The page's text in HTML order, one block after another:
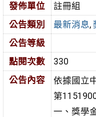
發佈單位
註冊組
公告類別
最新消息,
公告等級
點閱次數
330
公告內容
依據國立
第
一、獎學